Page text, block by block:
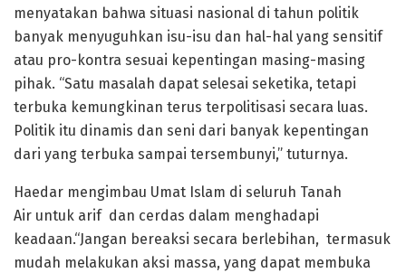
menyatakan bahwa situasi nasional di tahun politik
banyak menyuguhkan isu-isu dan hal-hal yang sensitif
atau pro-kontra sesuai kepentingan masing-masing
pihak. “Satu masalah dapat selesai seketika, tetapi
terbuka kemungkinan terus terpolitisasi secara luas.
Politik itu dinamis dan seni dari banyak kepentingan
dari yang terbuka sampai tersembunyi,” tuturnya.
Haedar mengimbau Umat Islam di seluruh Tanah
Air untuk arif dan cerdas dalam menghadapi
keadaan.“Jangan bereaksi secara berlebihan, termasuk
mudah melakukan aksi massa, yang dapat membuka